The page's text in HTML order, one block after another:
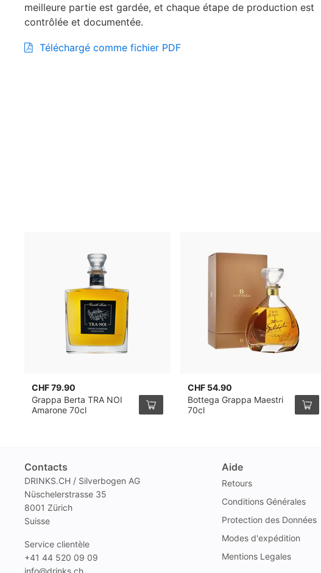
meilleure partie est gardée, et chaque étape de production est
contrôlée et documentée.
Téléchargé comme fichier PDF
CHF 79.90
Grappa Berta TRA NOI
Amarone 70cl
CHF 54.90
Bottega Grappa Maestri
70cl
Contacts
DRINKS.CH / Silverbogen AG
Nüschelerstrasse 35
8001 Zürich
Suisse
Service clientèle
+41 44 520 09 09
info@drinks.ch
Aide
Retours
Conditions Générales
Protection des Données
Modes d'expédition
Mentions Legales